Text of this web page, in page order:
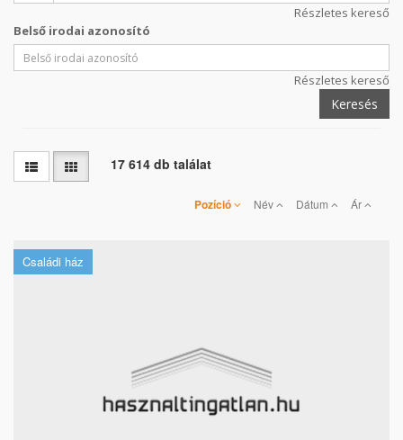
Részletes kereső
Belső irodai azonosító
Részletes kereső
Keresés
17 614 db találat
Pozíció Név Dátum Ár
Családi ház